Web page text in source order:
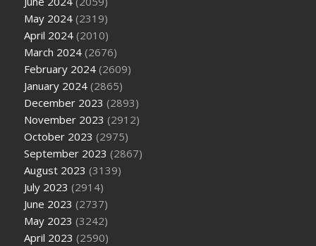
May 2024 (2319)
April 2024 (2010)
March 2024 (2676)
February 2024 (2609)
January 2024 (2865)
December 2023 (2893)
November 2023 (2912)
October 2023 (2975)
September 2023 (2867)
August 2023 (3139)
July 2023 (2914)
June 2023 (2737)
May 2023 (3242)
April 2023 (2590)